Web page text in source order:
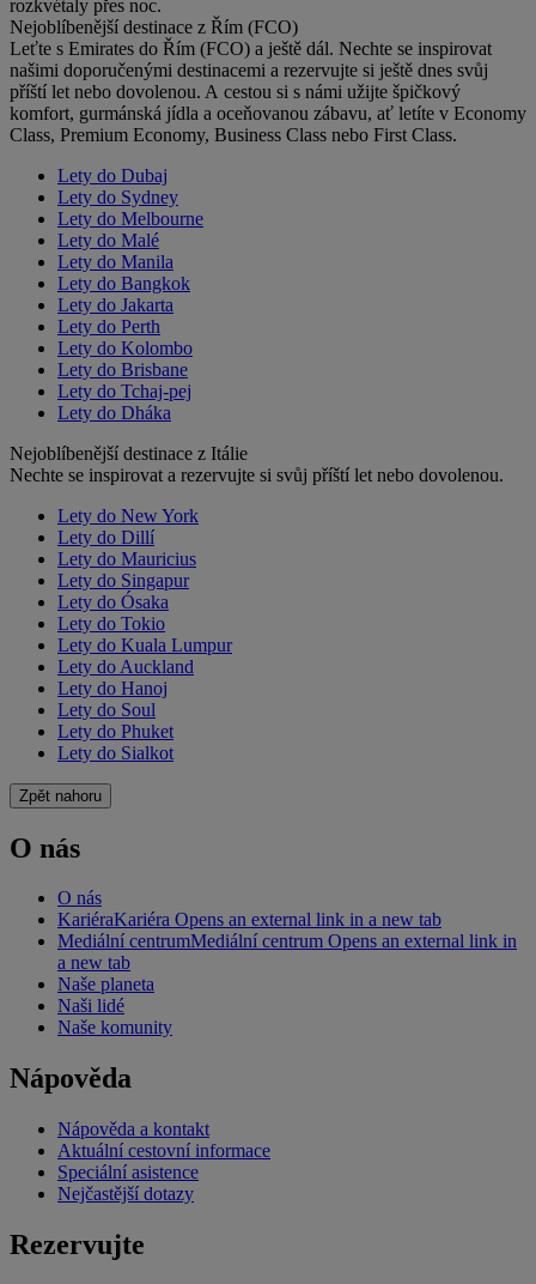
rozkvétaly přes noc.
Nejoblíbenější destinace z Řím (FCO)
Leťte s Emirates do Řím (FCO) a ještě dál. Nechte se inspirovat
našimi doporučenými destinacemi a rezervujte si ještě dnes svůj
příští let nebo dovolenou. A cestou si s námi užijte špičkový
komfort, gurmánská jídla a oceňovanou zábavu, ať letíte v Economy
Class, Premium Economy, Business Class nebo First Class.
Lety do Dubaj
Lety do Sydney
Lety do Melbourne
Lety do Malé
Lety do Manila
Lety do Bangkok
Lety do Jakarta
Lety do Perth
Lety do Kolombo
Lety do Brisbane
Lety do Tchaj-pej
Lety do Dháka
Nejoblíbenější destinace z Itálie
Nechte se inspirovat a rezervujte si svůj příští let nebo dovolenou.
Lety do New York
Lety do Dillí
Lety do Mauricius
Lety do Singapur
Lety do Ósaka
Lety do Tokio
Lety do Kuala Lumpur
Lety do Auckland
Lety do Hanoj
Lety do Soul
Lety do Phuket
Lety do Sialkot
Zpět nahoru
O nás
O nás
KariéraKariéra Opens an external link in a new tab
Mediální centrumMediální centrum Opens an external link in
a new tab
Naše planeta
Naši lidé
Naše komunity
Nápověda
Nápověda a kontakt
Aktuální cestovní informace
Speciální asistence
Nejčastější dotazy
Rezervujte